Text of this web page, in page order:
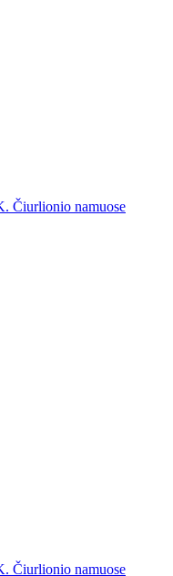
Čiurlionio namuose
Čiurlionio namuose